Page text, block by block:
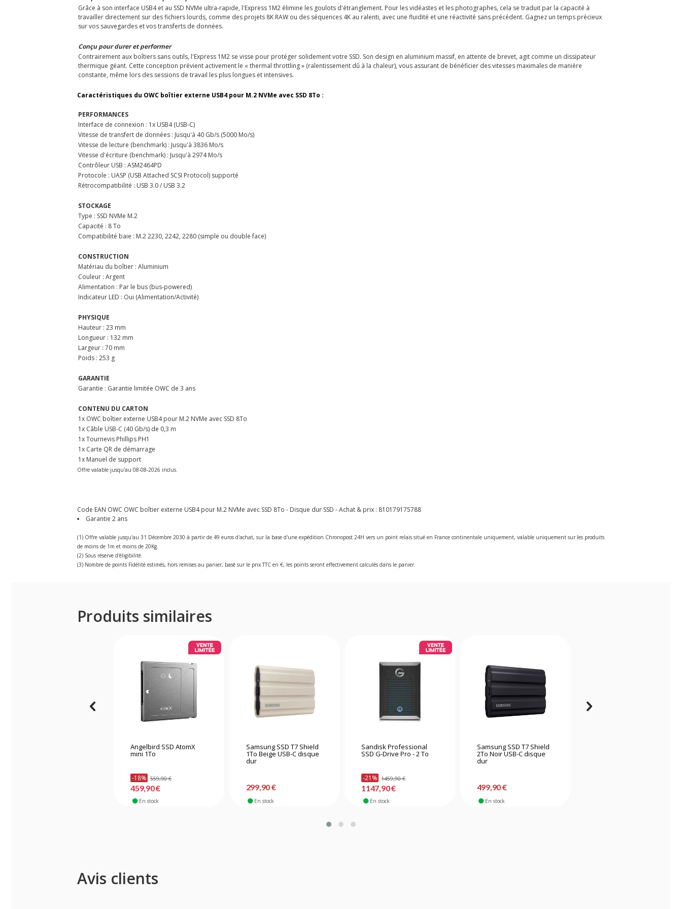
Grâce à son interface USB4 et au SSD NVMe ultra-rapide, l'Express 1M2 élimine les goulots d'étranglement. Pour les vidéastes et les photographes, cela se traduit par la capacité à
travailler directement sur des fichiers lourds, comme des projets 8K RAW ou des séquences 4K au ralenti, avec une fluidité et une réactivité sans précédent. Gagnez un temps précieux
sur vos sauvegardes et vos transferts de données.
Conçu pour durer et performer
Contrairement aux boîtiers sans outils, l'Express 1M2 se visse pour protéger solidement votre SSD. Son design en aluminium massif, en attente de brevet, agit comme un dissipateur
thermique géant. Cette conception prévient activement le « thermal throttling » (ralentissement dû à la chaleur), vous assurant de bénéficier des vitesses maximales de manière
constante, même lors des sessions de travail les plus longues et intensives.
Caractéristiques du OWC boîtier externe USB4 pour M.2 NVMe avec SSD 8To :
PERFORMANCES
Interface de connexion : 1x USB4 (USB-C)
Vitesse de transfert de données : Jusqu'à 40 Gb/s (5000 Mo/s)
Vitesse de lecture (benchmark) : Jusqu'à 3836 Mo/s
Vitesse d'écriture (benchmark) : Jusqu'à 2974 Mo/s
Contrôleur USB : ASM2464PD
Protocole : UASP (USB Attached SCSI Protocol) supporté
Rétrocompatibilité : USB 3.0 / USB 3.2
STOCKAGE
Type : SSD NVMe M.2
Capacité : 8 To
Compatibilité baie : M.2 2230, 2242, 2280 (simple ou double face)
CONSTRUCTION
Matériau du boîtier : Aluminium
Couleur : Argent
Alimentation : Par le bus (bus-powered)
Indicateur LED : Oui (Alimentation/Activité)
PHYSIQUE
Hauteur : 23 mm
Longueur : 132 mm
Largeur : 70 mm
Poids : 253 g
GARANTIE
Garantie : Garantie limitée OWC de 3 ans
CONTENU DU CARTON
1x OWC boîtier externe USB4 pour M.2 NVMe avec SSD 8To
1x Câble USB-C (40 Gb/s) de 0,3 m
1x Tournevis Phillips PH1
1x Carte QR de démarrage
1x Manuel de support
Offre valable jusqu'au 08-08-2026 inclus.
Code EAN OWC OWC boîtier externe USB4 pour M.2 NVMe avec SSD 8To - Disque dur SSD - Achat & prix : 810179175788
Garantie 2 ans
(1) Offre valable jusqu'au 31 Décembre 2030 à partir de 49 euros d'achat, sur la base d'une expédition Chronopost 24H vers un point relais situé en France continentale uniquement, valable uniquement sur les produits
de moins de 1m et moins de 20Kg.
(2) Sous réserve d'éligibilité.
(3) Nombre de points Fidélité estimés, hors remises au panier, basé sur le prix TTC en €, les points seront effectivement calculés dans le panier.
Produits similaires
Angelbird SSD AtomX
mini 1To
-18% 559,90 €
459,90 €
En stock
Samsung SSD T7 Shield
1To Beige USB-C disque
dur
299,90 €
En stock
Sandisk Professional
SSD G-Drive Pro - 2 To
-21% 1459,90 €
1147,90 €
En stock
Samsung SSD T7 Shield
2To Noir USB-C disque
dur
499,90 €
En stock
Avis clients